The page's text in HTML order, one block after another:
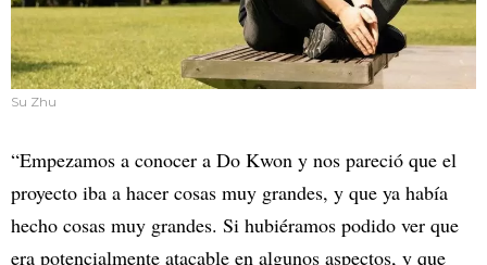
Su Zhu
“Empezamos a conocer a Do Kwon y nos pareció que el
proyecto iba a hacer cosas muy grandes, y que ya había
hecho cosas muy grandes. Si hubiéramos podido ver que
era potencialmente atacable en algunos aspectos, y que